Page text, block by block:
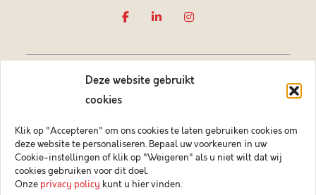
Deze website gebruikt
cookies
Klik op "Accepteren" om ons cookies te laten gebruiken cookies om
deze website te personaliseren. Bepaal uw voorkeuren in uw
Cookie-instellingen of klik op "Weigeren" als u niet wilt dat wij
cookies gebruiken voor dit doel.
Onze privacy policy kunt u hier vinden.
Vastgoedmakelaar-bemiddelaar BIV België BIV 505084
Ondernemingsnummer BTW-BE 0878.744.081 BA &
borgstelling via NV AXA Belgium (polisnr. 730.390.160)